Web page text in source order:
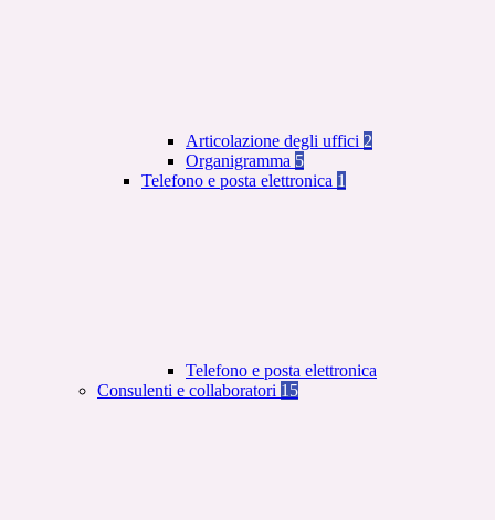
Articolazione degli uffici 2
Organigramma 5
Telefono e posta elettronica 1
Telefono e posta elettronica
Consulenti e collaboratori 15